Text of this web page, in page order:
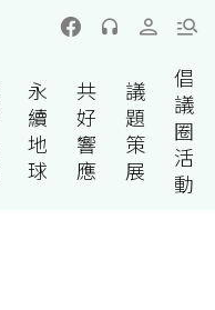
永
續
地
球
共
好
響
應
議
題
策
展
倡
議
圈
活
動